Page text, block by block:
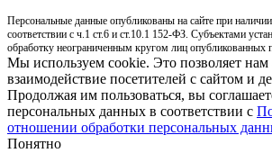
Персональные данные опубликованы на сайте при
соответствии с ч.1 ст.6 и ст.10.1 152-ФЗ. Субъектами
обработку неограниченным кругом лиц опубликованных
Мы используем cookie. Это позволяет нам
взаимодействие посетителей с сайтом и
Продолжая им пользоваться, вы
персональных данных в соответствии с
отношении обработки персональных
Понятно